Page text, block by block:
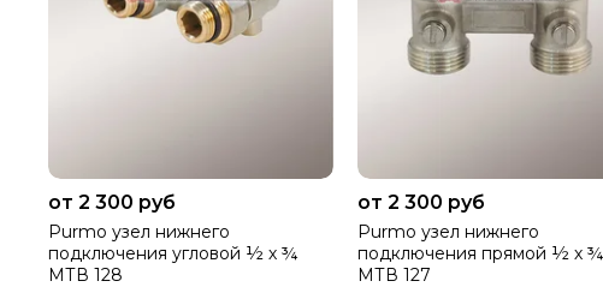
от 2 300 руб
Purmo узел нижнего
подключения угловой ½ х ¾
МТВ 128
от 2 300 руб
Purmo узел нижнего
подключения прямой ½ х ¾
МТВ 127